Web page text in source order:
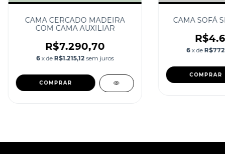
CAMA CERCADO MADEIRA
COM CAMA AUXILIAR
R$7.290,70
6 x de R$1.215,12 sem juros
CAMA SOFÁ
6 x de
COMPRAR